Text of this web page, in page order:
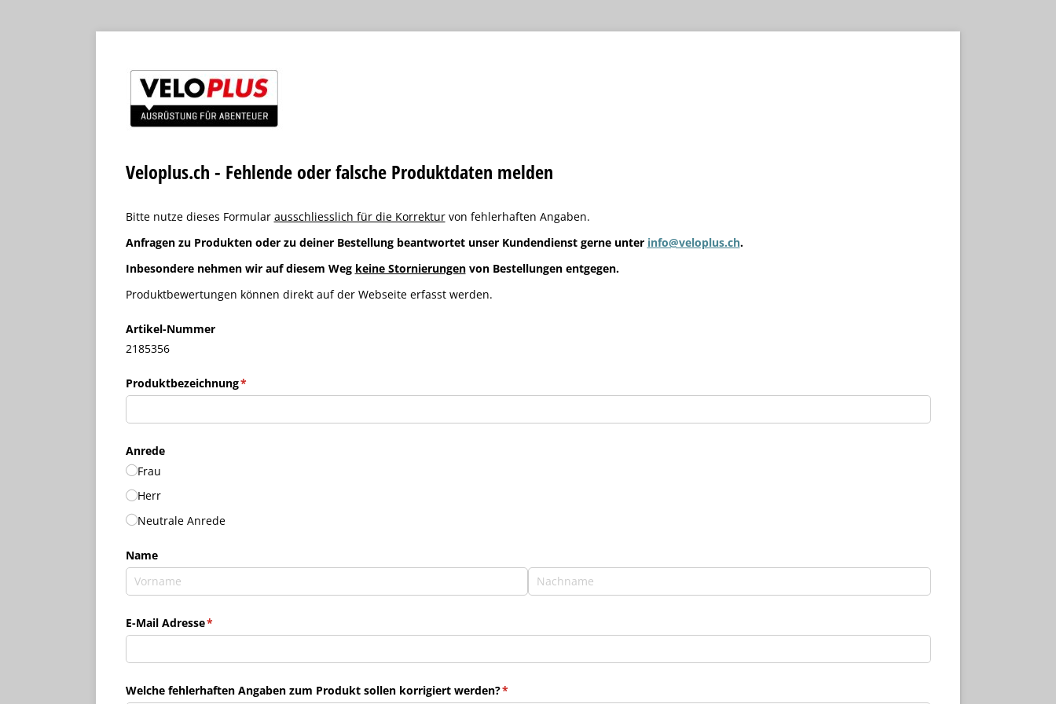
Veloplus.ch - Fehlende oder falsche Produktdaten melden
Bitte nutze dieses Formular ausschliesslich für die Korrekturvon fehlerhaften Angaben.
Anfragen zu Produkten oder zu deiner Bestellung beantwortet unser Kundendienst gerne unter info@veloplus.ch.
Inbesondere nehmen wir auf diesem Weg keine Stornierungenvon Bestellungen entgegen.
Produktbewertungen können direkt auf der Webseite erfasst werden.
Artikel-Nummer
2185356
Produktbezeichnung*
(erforderlich)
Anrede
Frau
Herr
Neutrale Anrede
Name
E-Mail Adresse*
(erforderlich)
Welche fehlerhaften Angaben zum Produkt sollen korrigiert werden?*
(erforderlich)